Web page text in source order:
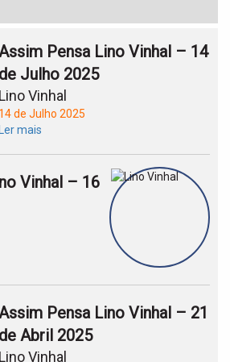
Pensa Lino Vinhal – 14
de Julho 2025
Lino Vinhal
14 de Julho 2025
Ler mais
Vinhal – 16
Pensa Lino Vinhal – 21
de Abril 2025
Lino Vinhal